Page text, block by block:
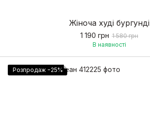
Жіноча худі бургунді
1 190 грн 1 580 грн
В наявності
Розпродаж −25%